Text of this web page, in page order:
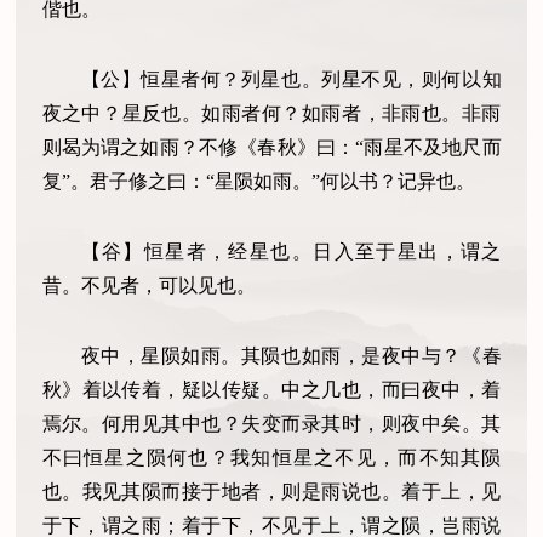
偕也。
【公】恒星者何？列星也。列星不见 ，则何以知
夜之中 ？ 星反也。如雨者何？如雨者 ， 非雨也。非雨
则曷为谓之如雨？不修《春秋》曰 ：“雨星不及地尺而
复”。君子修之曰：“星陨如雨。”何以书？记异也。
【谷】恒星者，经星也。日入至于星出，谓之
昔。不见者，可以见也。
夜中 ，星陨如雨。其陨也如雨，是夜中与？《春
秋》 着以传着，疑以传疑。中之几也，而曰夜中，着
焉尔。何用见其中也？失变而录其时，则夜中矣。其
不曰恒星之陨何也？我知恒星之不见，而不知其陨
也。 我见其陨而接于地者，则是雨说也。着于上，见
于下，谓之雨；着于下，不见于上，谓之陨，岂雨说